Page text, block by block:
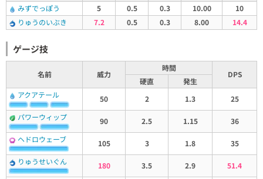
みずでっぽう
5 0.5 0.3 10.00
10
りゅうのいぶき
7.2 0.5 0.3 8.00 14.4
ゲージ技
名前 威力
時間
DPS
硬直
発生
アクアテール
50 2 1.3
25
パワーウィップ
90 2.5 1.15
36
ヘドロウェーブ
105 3 1.8
35
りゅうせいぐん
180 3.5 2.9
51.4